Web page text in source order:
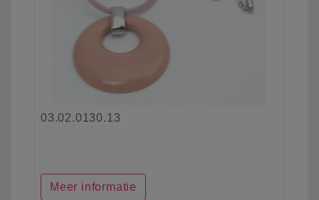
03.02.0130.13
Meer informatie